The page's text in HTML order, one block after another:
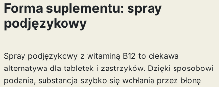
Forma suplementu: spray
podjęzykowy
Spray podjęzykowy z witaminą B12 to ciekawa
alternatywa dla tabletek i zastrzyków. Dzięki sposobowi
podania, substancja szybko się wchłania przez błonę